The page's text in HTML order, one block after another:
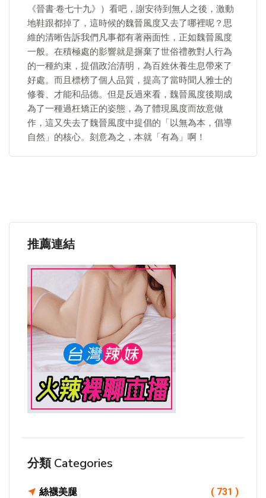
《晉書·卷七十九》）看吧，謝安待到無人之後，激動
地鞋跟都掉了，這時候的魏晉風度又去了哪裡呢？思
維的清晰告訴我們凡事都有著兩面性，正如魏晉風度
一般。在積極處的影響就是摒棄了世俗禮教對人行為
的一種約束，提倡政治清明，為百姓休養生息帶來了
好處。而且標榜了個人品質，提高了當時聞人雅士的
修養、才能和品德。但是反過來看，魏晉風度後期成
為了一種過枉矯正的姿態，為了體現風度而故意做
作，這又失去了魏晉風度中提倡的「以無為本，倡導
自然」的核心。刻意為之，本就「有為」啊！
推薦連結
分類 Categories
絲襪美腿 ( 731 )